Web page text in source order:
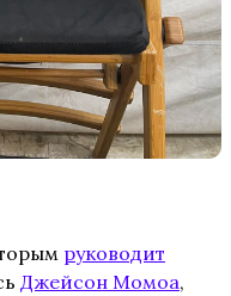
руководит
Джейсон Момоа,